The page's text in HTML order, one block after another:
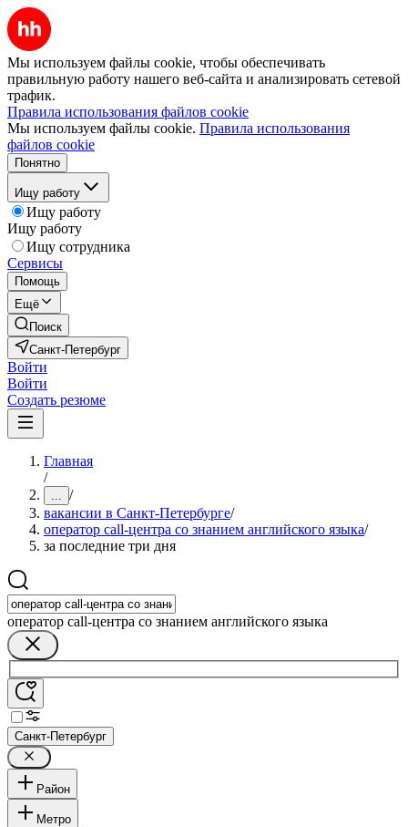
Мы используем файлы cookie, чтобы обеспечивать
правильную работу нашего веб-сайта и анализировать сетевой
трафик.
Правила использования файлов cookie
Мы используем файлы cookie. Правила использования
файлов cookie
Понятно
Ищу работу
Ищу работу
Ищу работу
Ищу сотрудника
Сервисы
Помощь
Ещё
Поиск
Санкт-Петербург
Войти
Войти
Создать резюме
Главная
/
... /
вакансии в Санкт-Петербурге/
оператор call-центра со знанием английского языка/
за последние три дня
оператор call-центра со знанием английского языка
Санкт-Петербург
Район
Метро